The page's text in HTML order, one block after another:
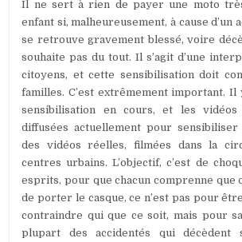
Il ne sert à rien de payer une moto
enfant si, malheureusement, à cause d’un
se retrouve gravement blessé, voire
souhaite pas du tout. Il s’agit d’une
citoyens, et cette sensibilisation doit
familles. C’est extrêmement important. Il
sensibilisation en cours, et les
diffusées actuellement pour
des vidéos réelles, filmées dans la
centres urbains. L’objectif, c’est de
esprits, pour que chacun comprenne que
de porter le casque, ce n’est pas pour
contraindre qui que ce soit, mais pour
plupart des accidentés qui décèdent